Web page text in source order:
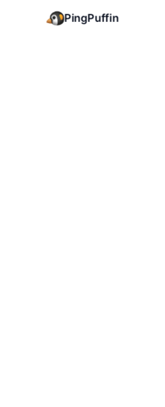
PingPuffin